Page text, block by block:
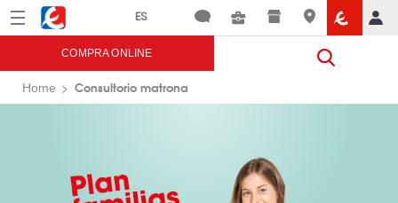
Menú Eroski
COMPRA ONLINE
Home Consultorio matrona